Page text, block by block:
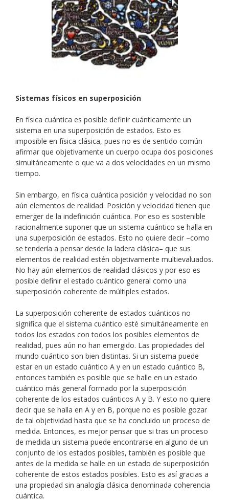
Sistemas físicos en superposición
En física cuántica es posible definir cuánticamente un
sistema en una superposición de estados. Esto es
imposible en física clásica, pues no es de sentido común
afirmar que objetivamente un cuerpo ocupa dos posiciones
simultáneamente o que va a dos velocidades en un mismo
tiempo.
Sin embargo, en física cuántica posición y velocidad no son
aún elementos de realidad. Posición y velocidad tienen que
emerger de la indefinición cuántica. Por eso es sostenible
racionalmente suponer que un sistema cuántico se halla en
una superposición de estados. Esto no quiere decir –como
se tendería a pensar desde la ladera clásica– que sus
elementos de realidad estén objetivamente multievaluados.
No hay aún elementos de realidad clásicos y por eso es
posible definir el estado cuántico general como una
superposición coherente de múltiples estados.
La superposición coherente de estados cuánticos no
significa que el sistema cuántico esté simultáneamente en
todos los estados con todos los posibles elementos de
realidad, pues aún no han emergido. Las propiedades del
mundo cuántico son bien distintas. Si un sistema puede
estar en un estado cuántico A y en un estado cuántico B,
entonces también es posible que se halle en un estado
cuántico más general formado por la superposición
coherente de los estados cuánticos A y B. Y esto no quiere
decir que se halla en A y en B, porque no es posible gozar
de tal objetividad hasta que se ha concluido un proceso de
medida. Entonces, es mejor pensar que si tras un proceso
de medida un sistema puede encontrarse en alguno de un
conjunto de los estados posibles, también es posible que
antes de la medida se halle en un estado de superposición
coherente de estos estados posibles. Esto es así gracias a
una propiedad sin analogía clásica denominada coherencia
cuántica.